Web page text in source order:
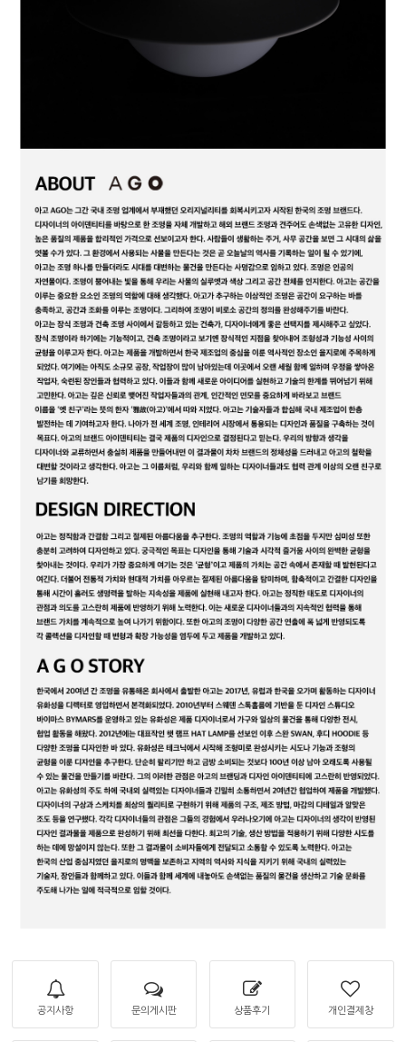
공지사항 문의게시판 상품후기 개인결제창